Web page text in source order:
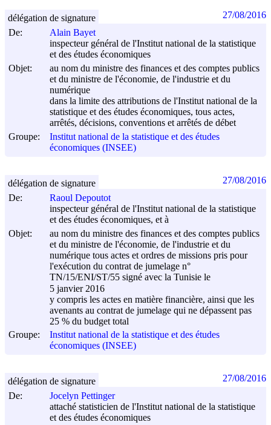
De:
Alain Bayet
inspecteur général de l'Institut national de la statistique
et des études économiques
Objet:
au nom du ministre des finances et des comptes publics
et du ministre de l'économie, de l'industrie et du
numérique
dans la limite des attributions de l'Institut national de la
statistique et des études économiques, tous actes,
arrêtés, décisions, conventions et arrêtés de débet
Groupe:
Institut national de la statistique et des études
économiques (INSEE)
délégation de signature 27/08/2016
De:
Raoul Depoutot
inspecteur général de l'Institut national de la statistique
et des études économiques, et à
Objet:
au nom du ministre des finances et des comptes publics
et du ministre de l'économie, de l'industrie et du
numérique tous actes et ordres de missions pris pour
l'exécution du contrat de jumelage n°
TN/15/ENI/ST/55 signé avec la Tunisie le
5 janvier 2016
y compris les actes en matière financière, ainsi que les
avenants au contrat de jumelage qui ne dépassent pas
25 % du budget total
Groupe:
Institut national de la statistique et des études
économiques (INSEE)
délégation de signature 27/08/2016
De:
Jocelyn Pettinger
attaché statisticien de l'Institut national de la statistique
et des études économiques
délégation de signature 27/08/2016